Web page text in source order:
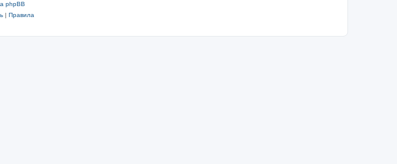
phpBB
| Правила